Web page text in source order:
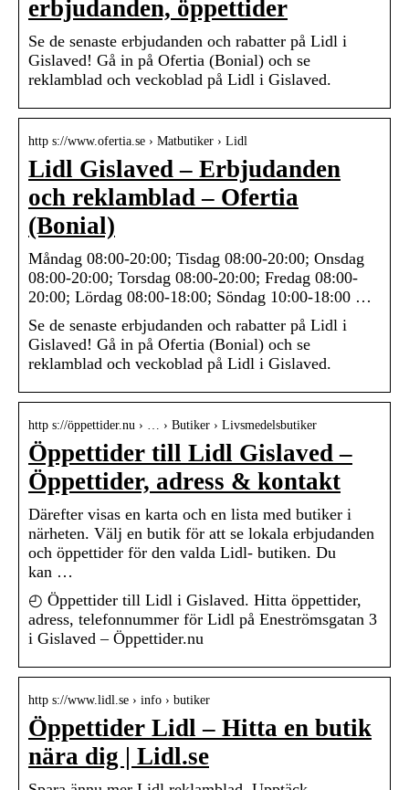
erbjudanden, öppettider
Se de senaste erbjudanden och rabatter på Lidl i
Gislaved! Gå in på Ofertia (Bonial) och se
reklamblad och veckoblad på Lidl i Gislaved.
http s://www.ofertia.se › Matbutiker › Lidl
Lidl Gislaved – Erbjudanden
och reklamblad – Ofertia
(Bonial)
Måndag 08:00-20:00; Tisdag 08:00-20:00; Onsdag
08:00-20:00; Torsdag 08:00-20:00; Fredag 08:00-
20:00; Lördag 08:00-18:00; Söndag 10:00-18:00 …
Se de senaste erbjudanden och rabatter på Lidl i
Gislaved! Gå in på Ofertia (Bonial) och se
reklamblad och veckoblad på Lidl i Gislaved.
http s://öppettider.nu › … › Butiker › Livsmedelsbutiker
Öppettider till Lidl Gislaved –
Öppettider, adress & kontakt
Därefter visas en karta och en lista med butiker i
närheten. Välj en butik för att se lokala erbjudanden
och öppettider för den valda Lidl- butiken. Du
kan …
◴ Öppettider till Lidl i Gislaved. Hitta öppettider,
adress, telefonnummer för Lidl på Eneströmsgatan 3
i Gislaved – Öppettider.nu
http s://www.lidl.se › info › butiker
Öppettider Lidl – Hitta en butik
nära dig | Lidl.se